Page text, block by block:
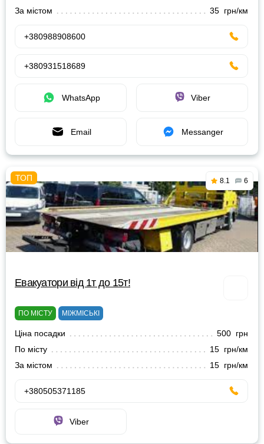
За містом
35 грн/км
+380988908600
+380931518689
WhatsApp Viber
Email Messanger
8.1 6
Евакуатори від 1т до 15т!
ПО МІСТУ МІЖМІСЬКІ
Ціна посадки
500 грн
По місту
15 грн/км
За містом
15 грн/км
+380505371185
Viber